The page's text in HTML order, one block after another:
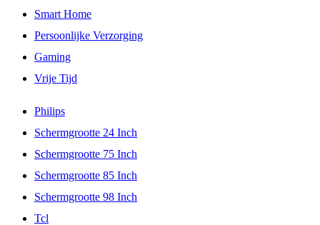
Smart Home
Persoonlijke Verzorging
Gaming
Vrije Tijd
Philips
Schermgrootte 24 Inch
Schermgrootte 75 Inch
Schermgrootte 85 Inch
Schermgrootte 98 Inch
Tcl